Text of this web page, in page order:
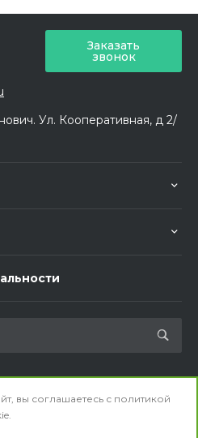
Заказать
звонок
Ул. Кооперативная, д 2/
сетях
вы соглашаетесь с политикой